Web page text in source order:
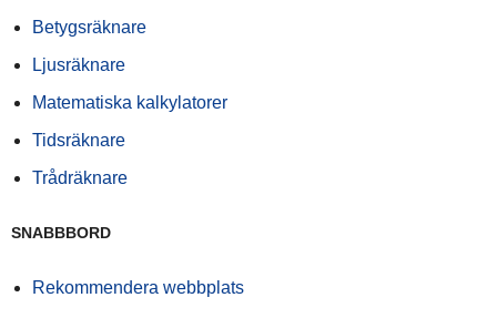
Betygsräknare
Ljusräknare
Matematiska kalkylatorer
Tidsräknare
Trådräknare
SNABBBORD
Rekommendera webbplats